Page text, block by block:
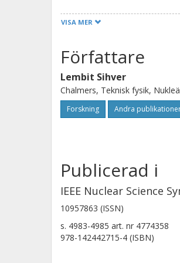
chosen. With this
reactions with
based on the
one with the highest
higher than one, our
fragmentation cross
VISA MER
Författare
Lembit Sihver
Chalmers, Teknisk fysik,
Forskning Andra
Publicerad i
IEEE Nuclear Science
10957863 (ISSN)
s. 4983-4985 art. nr 4774358
978-142442715-4 (ISBN)